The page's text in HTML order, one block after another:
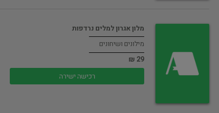
מלון אגרון למלים נרדפות
מילונים ושיחונים
29 ₪
רכישה ישירה